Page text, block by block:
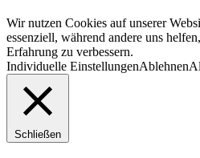
Wir nutzen Cookies auf unserer
essenziell, während andere uns
Erfahrung zu verbessern.
Individuelle EinstellungenAblehnen
Schließen